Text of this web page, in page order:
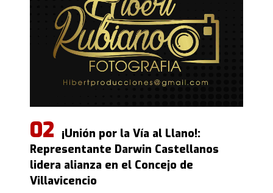
¡Unión por la Vía al Llano!:
Representante Darwin Castellanos
lidera alianza en el Concejo de
Villavicencio